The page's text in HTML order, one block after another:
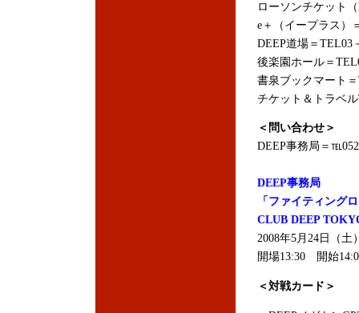
ローソンチケット
e＋（イープラス）
DEEP道場＝TEL03
後楽園ホール＝
書泉ブックマート
チケット＆トラベ
＜問い合わせ＞
DEEP事務局＝
DEEP事務局
「ファイティング
CLUB DEEP
2008年5月24日（土
開場13:30 開始
＜対戦カード＞